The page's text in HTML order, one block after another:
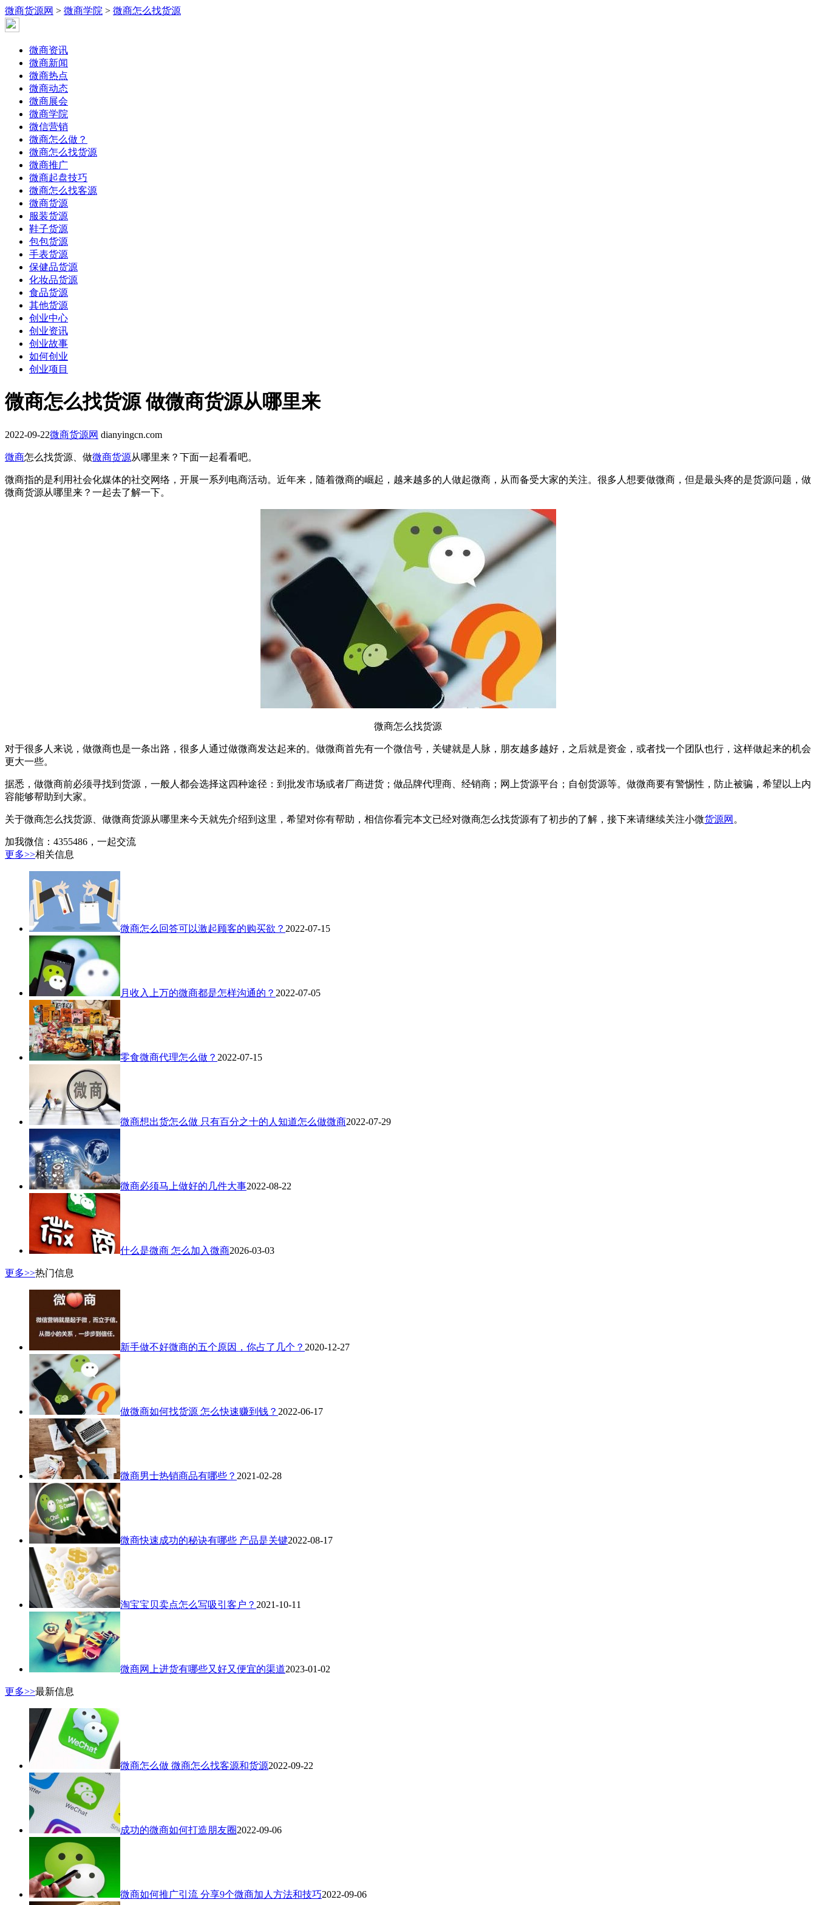
微商货源网 > 微商学院 > 微商怎么找货源
微商资讯
微商新闻
微商热点
微商动态
微商展会
微商学院
微信营销
微商怎么做？
微商怎么找货源
微商推广
微商起盘技巧
微商怎么找客源
微商货源
服装货源
鞋子货源
包包货源
手表货源
保健品货源
化妆品货源
食品货源
其他货源
创业中心
创业资讯
创业故事
如何创业
创业项目
微商怎么找货源 做微商货源从哪里来
2022-09-22微商货源网 dianyingcn.com
微商怎么找货源、做微商货源从哪里来？下面一起看看吧。
微商指的是利用社会化媒体的社交网络，开展一系列电商活动。近年来，随着微商的崛起，越来越多的人做起微商，从而备受大家的关注。很多人想要做微商，但是最头疼的是货源问题，做
微商货源从哪里来？一起去了解一下。
微商怎么找货源
对于很多人来说，做微商也是一条出路，很多人通过做微商发达起来的。做微商首先有一个微信号，关键就是人脉，朋友越多越好，之后就是资金，或者找一个团队也行，这样做起来的机会
更大一些。
据悉，做微商前必须寻找到货源，一般人都会选择这四种途径：到批发市场或者厂商进货；做品牌代理商、经销商；网上货源平台；自创货源等。做微商要有警惕性，防止被骗，希望以上内
容能够帮助到大家。
关于微商怎么找货源、做微商货源从哪里来今天就先介绍到这里，希望对你有帮助，相信你看完本文已经对微商怎么找货源有了初步的了解，接下来请继续关注小微货源网 。
加我微信：4355486，一起交流
更多>>相关信息
微商怎么回答可以激起顾客的购买欲？ 2022-07-15
月收入上万的微商都是怎样沟通的？ 2022-07-05
零食微商代理怎么做？ 2022-07-15
微商想出货怎么做 只有百分之十的人知道怎么做微商2022-07-29
微商必须马上做好的几件大事2022-08-22
什么是微商 怎么加入微商2026-03-03
更多>>热门信息
新手做不好微商的五个原因，你占了几个？ 2020-12-27
做微商如何找货源 怎么快速赚到钱？ 2022-06-17
微商男士热销商品有哪些？ 2021-02-28
微商快速成功的秘诀有哪些 产品是关键2022-08-17
淘宝宝贝卖点怎么写吸引客户？ 2021-10-11
微商网上进货有哪些又好又便宜的渠道2023-01-02
更多>>最新信息
微商怎么做 微商怎么找客源和货源2022-09-22
成功的微商如何打造朋友圈2022-09-06
微商如何推广引流 分享9个微商加人方法和技巧2022-09-06